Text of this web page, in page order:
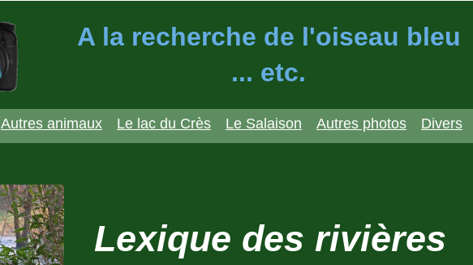
A la recherche de l'oiseau bleu
... etc.
Autres animaux Le lac du Crès Le Salaison Autres photos Divers
Lexique des rivières